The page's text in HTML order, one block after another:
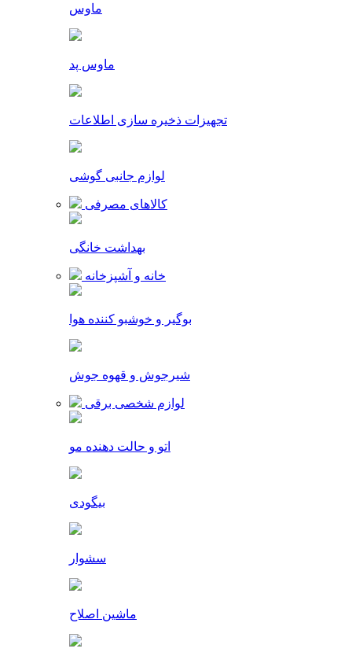
ماوس
ماوس پد
تجهیزات ذخیره سازی اطلاعات
لوازم جانبی گوشی
کالاهای مصرفی
بهداشت خانگی
خانه و آشپزخانه
بوگیر و خوشبو کننده هوا
شیرجوش و قهوه جوش
لوازم شخصی برقی
اتو و حالت دهنده مو
بیگودی
سشوار
ماشین اصلاح